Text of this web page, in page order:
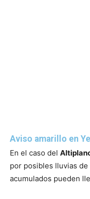
Aviso amarillo en
En el caso del
por posibles lluvias de
acumulados pueden